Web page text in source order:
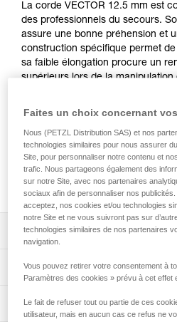
La corde VECTOR 12.5 mm est
des professionnels du secours.
assure une bonne préhension et
construction spécifique permet
sa faible élongation procure un
supérieurs lors de la
corde est disponible en six
Achetez en ligne
Descriptif
Le diamètre important de la
résistance et une excellente
Performances constantes dans
Spécifications techniques
Diamètre: 12,7 mm
Matière(s): polyester, polyamide
Informations techniques
Faites un choix concernant
Nous (PETZL Distribution SAS) et nos
technologies similaires pour nous assurer
Site, pour personnaliser notre contenu et
trafic. Nous partageons également des
sur notre Site, avec nos partenaires
sociaux afin de personnaliser nos
acceptez, nos cookies et/ou technologies
notre Site et ne vous suivront pas sur
technologies similaires de nos partenaires
navigation.
Vous pouvez retirer votre consentement à
Paramètres des cookies » prévu à cet effet
Le fait de refuser tout ou partie de ces
utilisateur, mais en aucun cas ce refus ne